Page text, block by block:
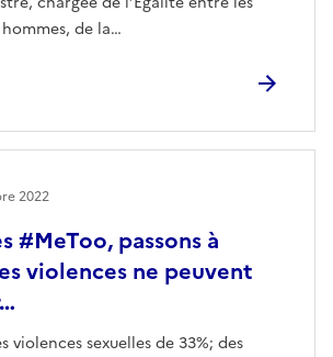
de la…
#MeToo, passons à
violences ne peuvent
violences sexuelles de 33%; des
2022